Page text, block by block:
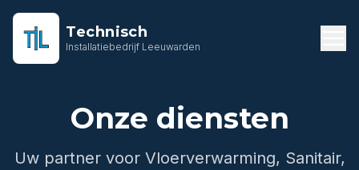
Technisch
Installatiebedrijf Leeuwarden
Onze diensten
Uw partner voor Vloerverwarming, Sanitair,